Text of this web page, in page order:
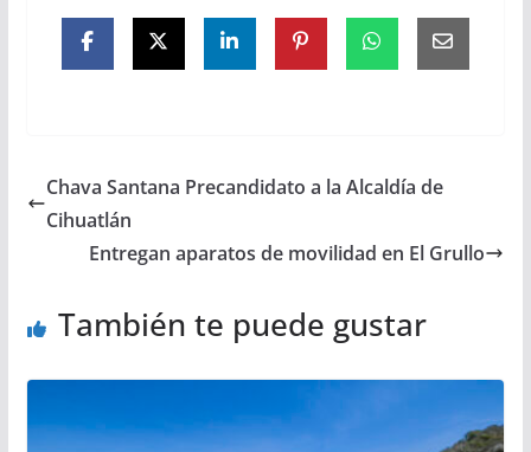
Chava Santana Precandidato a la Alcaldía de
Cihuatlán
Entregan aparatos de movilidad en El Grullo
También te puede gustar